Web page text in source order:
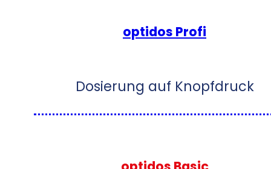
optidos Profi
Dosierung auf Knopfdruck